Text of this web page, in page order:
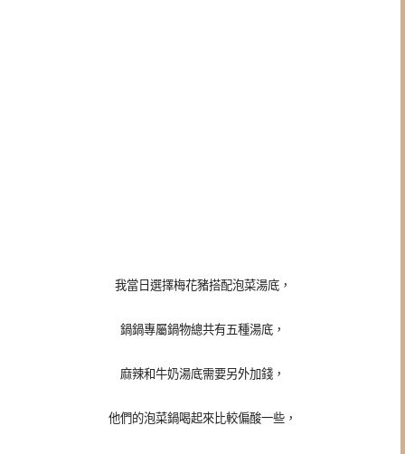
我當日選擇梅花豬搭配泡菜湯底，
鍋鍋專屬鍋物總共有五種湯底，
麻辣和牛奶湯底需要另外加錢，
他們的泡菜鍋喝起來比較偏酸一些，